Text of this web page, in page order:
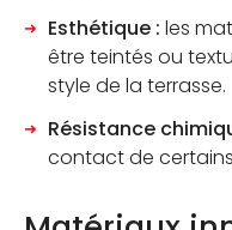
Esthétique : les
être teintés ou
style de la terrasse.
Résistance
contact de